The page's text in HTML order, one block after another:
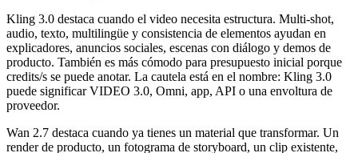
Kling 3.0 destaca cuando el video necesita estructura. Multi-shot,
audio, texto, multilingüe y consistencia de elementos ayudan en
explicadores, anuncios sociales, escenas con diálogo y demos de
producto. También es más cómodo para presupuesto inicial porque
credits/s se puede anotar. La cautela está en el nombre: Kling 3.0
puede significar VIDEO 3.0, Omni, app, API o una envoltura de
proveedor.
Wan 2.7 destaca cuando ya tienes un material que transformar. Un
render de producto, un fotograma de storyboard, un clip existente,